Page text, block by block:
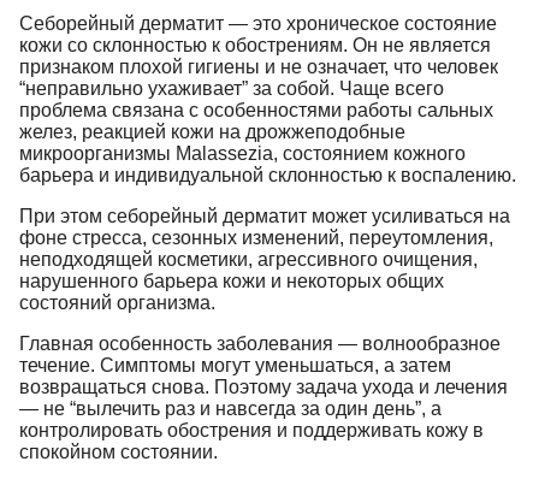
Себорейный дерматит — это хроническое состояние
кожи со склонностью к обострениям. Он не является
признаком плохой гигиены и не означает, что человек
“неправильно ухаживает” за собой. Чаще всего
проблема связана с особенностями работы сальных
желез, реакцией кожи на дрожжеподобные
микроорганизмы Malassezia, состоянием кожного
барьера и индивидуальной склонностью к воспалению.
При этом себорейный дерматит может усиливаться на
фоне стресса, сезонных изменений, переутомления,
неподходящей косметики, агрессивного очищения,
нарушенного барьера кожи и некоторых общих
состояний организма.
Главная особенность заболевания — волнообразное
течение. Симптомы могут уменьшаться, а затем
возвращаться снова. Поэтому задача ухода и лечения
— не “вылечить раз и навсегда за один день”, а
контролировать обострения и поддерживать кожу в
спокойном состоянии.